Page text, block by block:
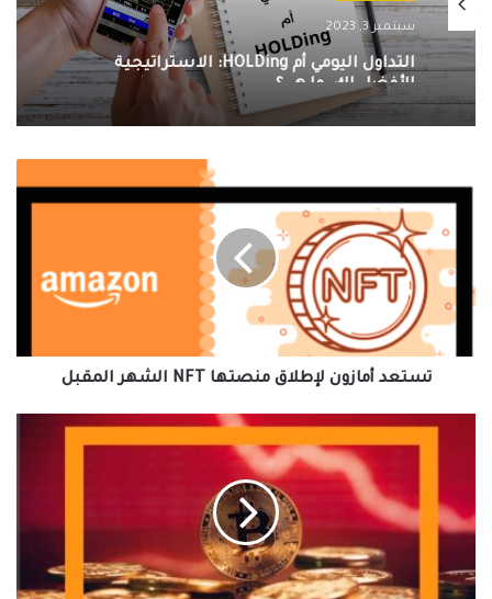
سبتمبر 3, 2023
التداول اليومي أم HOLDing: الاستراتيجية
الأفضل لك، ما هي؟
أمازون
منصتها
الشهر
المقبل
تستعد أمازون لإطلاق منصتها NFT الشهر المقبل
دون
20
دولار